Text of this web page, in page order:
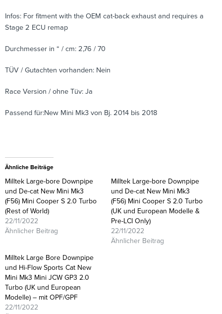
Infos: For fitment with the OEM cat-back exhaust and requires a
Stage 2 ECU remap
Durchmesser in “ / cm: 2,76 / 70
TÜV / Gutachten vorhanden: Nein
Race Version / ohne Tüv: Ja
Passend für:New Mini Mk3 von Bj. 2014 bis 2018
Ähnliche Beiträge
Milltek Large-bore Downpipe
und De-cat New Mini Mk3
(F56) Mini Cooper S 2.0 Turbo
(Rest of World)
22/11/2022
Ähnlicher Beitrag
Milltek Large-bore Downpipe
und De-cat New Mini Mk3
(F56) Mini Cooper S 2.0 Turbo
(UK und European Modelle &
Pre-LCI Only)
22/11/2022
Ähnlicher Beitrag
Milltek Large Bore Downpipe
und Hi-Flow Sports Cat New
Mini Mk3 Mini JCW GP3 2.0
Turbo (UK und European
Modelle) – mit OPF/GPF
22/11/2022